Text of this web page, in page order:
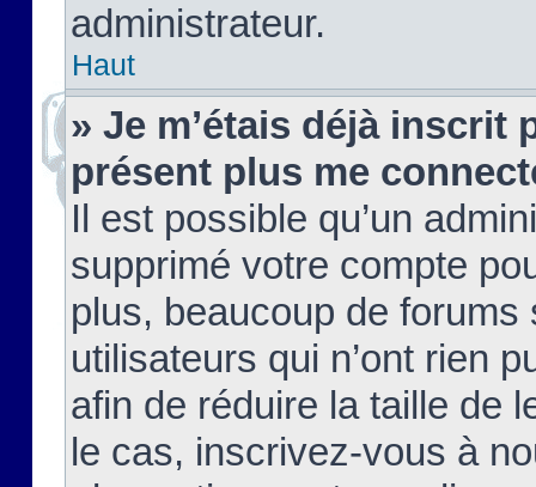
administrateur.
Haut
» Je m’étais déjà inscrit
présent plus me
Il est possible qu’un
supprimé votre compte
plus, beaucoup de
utilisateurs qui n’ont rien
afin de réduire la taille de
le cas, inscrivez-vous à